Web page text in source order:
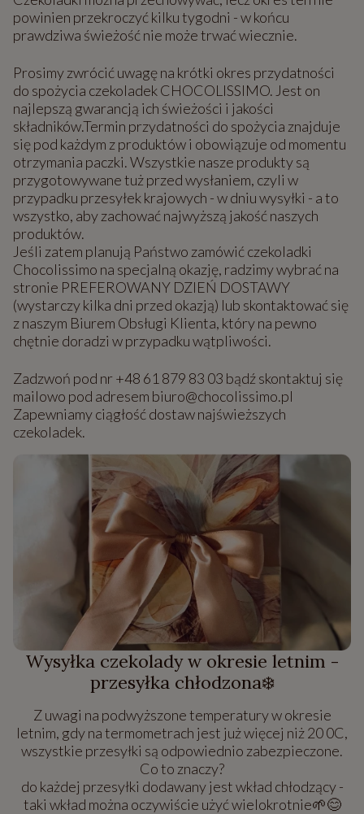
powinien przekroczyć kilku tygodni - w końcu
prawdziwa świeżość nie może trwać wiecznie.
Prosimy zwrócić uwagę na krótki okres przydatności
do spożycia czekoladek CHOCOLISSIMO. Jest on
najlepszą gwarancją ich świeżości i jakości
składników.Termin przydatności do spożycia znajduje
się pod każdym z produktów i obowiązuje od momentu
otrzymania paczki. Wszystkie nasze produkty są
przygotowywane tuż przed wysłaniem, czyli w
przypadku przesyłek krajowych - w dniu wysyłki - a to
wszystko, aby zachować najwyższą jakość naszych
produktów.
Jeśli zatem planują Państwo zamówić czekoladki
Chocolissimo na specjalną okazję, radzimy wybrać na
stronie PREFEROWANY DZIEŃ DOSTAWY
(wystarczy kilka dni przed okazją) lub skontaktować się
z naszym Biurem Obsługi Klienta, który na pewno
chętnie doradzi w przypadku wątpliwości.
Zadzwoń pod nr +48 61 879 83 03 bądź skontaktuj się
mailowo pod adresem biuro@chocolissimo.pl
Zapewniamy ciągłość dostaw najświeższych
czekoladek.
Wysyłka czekolady w okresie letnim -
przesyłka chłodzona❄️
Z uwagi na podwyższone temperatury w okresie
letnim, gdy na termometrach jest już więcej niż 20 0C,
wszystkie przesyłki są odpowiednio zabezpieczone.
Co to znaczy?
do każdej przesyłki dodawany jest wkład chłodzący -
taki wkład można oczywiście użyć wielokrotnie🌱😊